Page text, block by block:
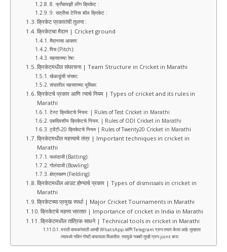
8. फ्रँचायझी लीग क्रिकेट :
9. रात्रीचा टेनिस बॉल क्रिकेट :
क्रिकेट प्रकारांची तुलना :
क्रिकेटचा मैदान | Cricket ground
मैदानाचा आकार:
पिच (Pitch):
महत्त्वाच्या रेषा:
क्रिकेटमधील संघरचना | Team Structure in Cricket in Marathi
खेळाडूंची संख्या:
संघातील महत्त्वाच्या भूमिका:
क्रिकेटचे प्रकार आणि त्याचे नियम | Types of cricket and its rules in
Marathi
टेस्ट क्रिकेटचे नियम: | Rules of Test Cricket in Marathi
एकदिवसीय क्रिकेटचे नियम: | Rules of ODI Cricket in Marathi
ट्वेंटी-20 क्रिकेटचे नियम | Rules of Twenty20 Cricket in Marathi
क्रिकेटमधील महत्त्वाचे तंत्र | Important techniques in cricket in
Marathi
फलंदाजी (Batting):
गोलंदाजी (Bowling):
क्षेत्ररक्षण (Fielding):
क्रिकेटमधील आउट होण्याचे प्रकार | Types of dismissals in cricket in
Marathi
क्रिकेटच्या प्रमुख स्पर्धा | Major Cricket Tournaments in Marathi
क्रिकेटचे महत्त्व भारतात | Importance of cricket in India in Marathi
क्रिकेटमधील तांत्रिक साधने | Technical tools in cricket in Marathi
मराठी वाचकांसाठी आम्ही WhatsApp आणि Telegram ग्रुप तयार केला आहे. तुम्हाला
त्यामध्ये नविन गोष्टी वाचायला मिळतील. त्यामुळे नक्की तुम्ही ग्रुप joint करा.